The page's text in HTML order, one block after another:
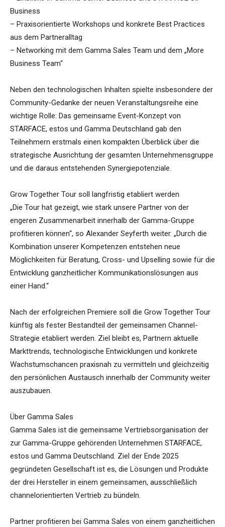
Business
– Praxisorientierte Workshops und konkrete Best Practices
aus dem Partneralltag
– Networking mit dem Gamma Sales Team und dem „More
Business Team“
Neben den technologischen Inhalten spielte insbesondere der
Community-Gedanke der neuen Veranstaltungsreihe eine
wichtige Rolle: Das gemeinsame Event-Konzept von
STARFACE, estos und Gamma Deutschland gab den
Teilnehmern erstmals einen kompakten Überblick über die
strategische Ausrichtung der gesamten Unternehmensgruppe
und die daraus entstehenden Synergiepotenziale.
Grow Together Tour soll langfristig etabliert werden
„Die Tour hat gezeigt, wie stark unsere Partner von der
engeren Zusammenarbeit innerhalb der Gamma-Gruppe
profitieren können“, so Alexander Seyferth weiter. „Durch die
Kombination unserer Kompetenzen entstehen neue
Möglichkeiten für Beratung, Cross- und Upselling sowie für die
Entwicklung ganzheitlicher Kommunikationslösungen aus
einer Hand.“
Nach der erfolgreichen Premiere soll die Grow Together Tour
künftig als fester Bestandteil der gemeinsamen Channel-
Strategie etabliert werden. Ziel bleibt es, Partnern aktuelle
Markttrends, technologische Entwicklungen und konkrete
Wachstumschancen praxisnah zu vermitteln und gleichzeitig
den persönlichen Austausch innerhalb der Community weiter
auszubauen.
Über Gamma Sales
Gamma Sales ist die gemeinsame Vertriebsorganisation der
zur Gamma-Gruppe gehörenden Unternehmen STARFACE,
estos und Gamma Deutschland. Ziel der Ende 2025
gegründeten Gesellschaft ist es, die Lösungen und Produkte
der drei Hersteller in einem gemeinsamen, ausschließlich
channelorientierten Vertrieb zu bündeln.
Partner profitieren bei Gamma Sales von einem ganzheitlichen